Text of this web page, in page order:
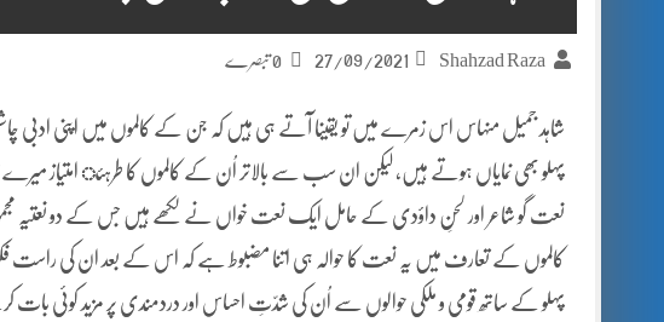
Shahzad Raza
27/09/2021
شاہد جمیل منہاس اس زمرے میں تو یقینا آتے ہی ہیں کہ جن کے کالموں میں اپنی ادبی
پہلو بھی نمایاں ہوتے ہیں، لیکن ان سب سے بالاتر اُن کے کالموں کا طرہئ
نعت گو شاعر اور لحنِ داؤدی کے حامل ایک نعت خواں نے لکھے ہیں جس کے دو نعتیہ
کالموں کے تعارف میں یہ نعت کا حوالہ ہی اتنا مضبوط ہے کہ اس کے بعد ان کی راست
پہلو کے ساتھ قومی و ملکی حوالوں سے اُن کی شدّتِ احساس اور دردمندی پر مزید کوئی بات